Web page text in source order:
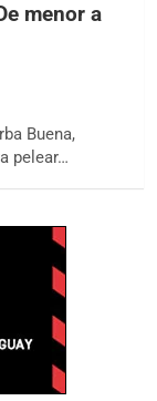
menor a
Buena,
pelear…